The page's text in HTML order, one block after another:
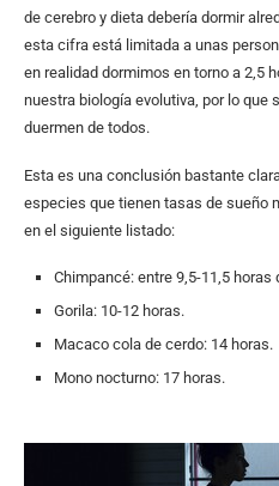
de cerebro y dieta debería dormir
esta cifra está limitada a unas
en realidad dormimos en torno a 2,5
nuestra biología evolutiva, por lo que
duermen de todos.
Esta es una conclusión bastante
especies que tienen tasas de sueño
en el siguiente listado:
Chimpancé: entre 9,5-11,5 horas
Gorila: 10-12 horas.
Macaco cola de cerdo: 14 horas.
Mono nocturno: 17 horas.